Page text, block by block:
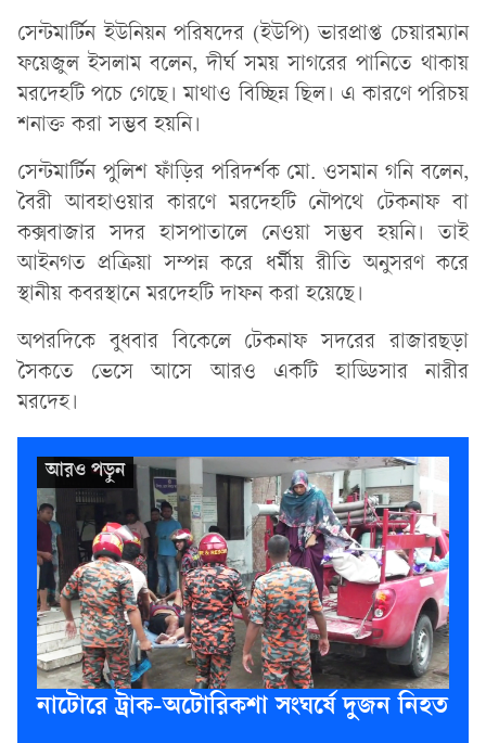
সেন্টমার্টিন ইউনিয়ন পরিষদের (ইউপি) ভারপ্রাপ্ত চেয়ারম্যান
ফয়েজুল ইসলাম বলেন, দীর্ঘ সময় সাগরের পানিতে থাকায়
মরদেহটি পচে গেছে। মাথাও বিচ্ছিন্ন ছিল। এ কারণে পরিচয়
শনাক্ত করা সম্ভব হয়নি।
সেন্টমার্টিন পুলিশ ফাঁড়ির পরিদর্শক মো. ওসমান গনি বলেন,
বৈরী আবহাওয়ার কারণে মরদেহটি নৌপথে টেকনাফ বা
কক্সবাজার সদর হাসপাতালে নেওয়া সম্ভব হয়নি। তাই
আইনগত প্রক্রিয়া সম্পন্ন করে ধর্মীয় রীতি অনুসরণ করে
স্থানীয় কবরস্থানে মরদেহটি দাফন করা হয়েছে।
অপরদিকে বুধবার বিকেলে টেকনাফ সদরের রাজারছড়া
সৈকতে ভেসে আসে আরও একটি হাড্ডিসার নারীর
মরদেহ।
নাটোরে ট্রাক-অটোরিকশা সংঘর্ষে দুজন নিহত